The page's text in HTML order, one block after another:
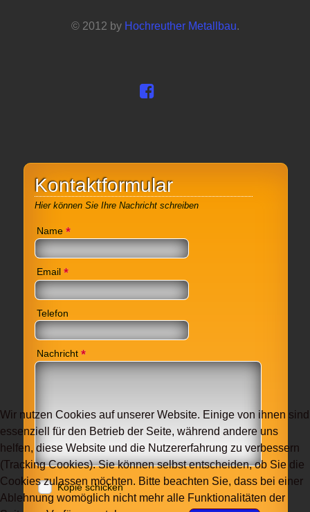
© 2012 by Hochreuther Metallbau.
Kontaktformular
Hier können Sie Ihre Nachricht schreiben
Name *
Email *
Telefon
Nachricht *
Kopie schicken
Wir nutzen Cookies auf unserer Website. Einige von ihnen sind
essenziell für den Betrieb der Seite, während andere uns
helfen, diese Website und die Nutzererfahrung zu verbessern
(Tracking Cookies). Sie können selbst entscheiden, ob Sie die
Cookies zulassen möchten. Bitte beachten Sie, dass bei einer
Ablehnung womöglich nicht mehr alle Funktionalitäten der